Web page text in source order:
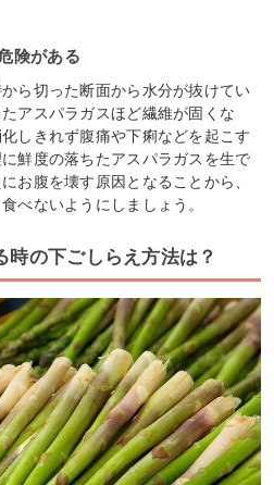
険がある
ら切った断面から水分が抜けてい
アスパラガスほど繊維が固くな
しきれず腹痛や下痢などを起こす
鮮度の落ちたアスパラガスを生で
お腹を壊す原因となることから、
べないようにしましょう。
時の下ごしらえ方法は？